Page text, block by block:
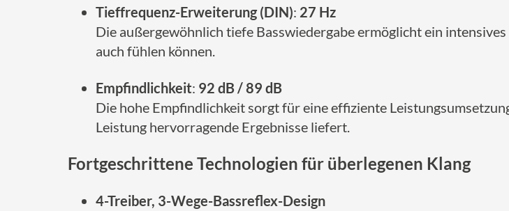
Tieffrequenz-Erweiterung (DIN): 27 Hz
Die außergewöhnlich tiefe Basswiedergabe ermöglicht ein
auch fühlen können.
Empfindlichkeit: 92 dB / 89 dB
Die hohe Empfindlichkeit sorgt für eine effiziente
Leistung hervorragende Ergebnisse liefert.
Fortgeschrittene Technologien für überlegenen Klang
4-Treiber, 3-Wege-Bassreflex-Design